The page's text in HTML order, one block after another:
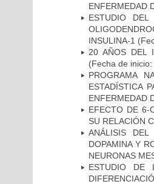
ENFERMEDAD
ESTUDIO
INSULINA-1
20 AÑOS DEL
(Fecha de
PROGRAMA
ESTADÍSTICA
ENFERMEDAD
EFECTO DE 6-
SU RELACIÓN
ANÁLISIS
DOPAMINA Y
NEURONAS
ESTUDIO DE